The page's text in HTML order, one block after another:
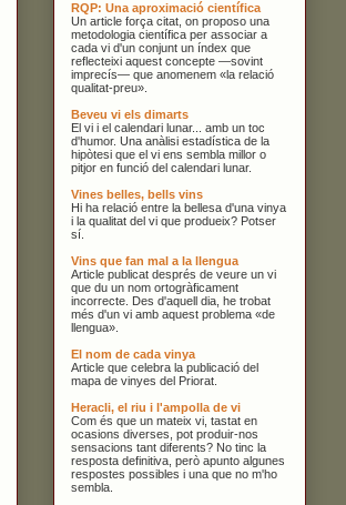
RQP: Una aproximació científica
Un article força citat, on proposo una
metodologia científica per associar a
cada vi d'un conjunt un índex que
reflecteixi aquest concepte —sovint
imprecís— que anomenem «la relació
qualitat-preu».
Beveu vi els dimarts
El vi i el calendari lunar... amb un toc
d'humor. Una anàlisi estadística de la
hipòtesi que el vi ens sembla millor o
pitjor en funció del calendari lunar.
Vines belles, bells vins
Hi ha relació entre la bellesa d'una vinya
i la qualitat del vi que produeix? Potser
sí.
Vins que fan mal a la llengua
Article publicat després de veure un vi
que du un nom ortogràficament
incorrecte. Des d'aquell dia, he trobat
més d'un vi amb aquest problema «de
llengua».
El nom de cada vinya
Article que celebra la publicació del
mapa de vinyes del Priorat.
Heracli, el riu i l'ampolla de vi
Com és que un mateix vi, tastat en
ocasions diverses, pot produir-nos
sensacions tant diferents? No tinc la
resposta definitiva, però apunto algunes
respostes possibles i una que no m'ho
sembla.